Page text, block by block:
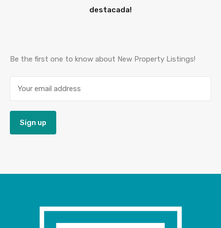
destacada!
Be the first one to know about New Property Listings!